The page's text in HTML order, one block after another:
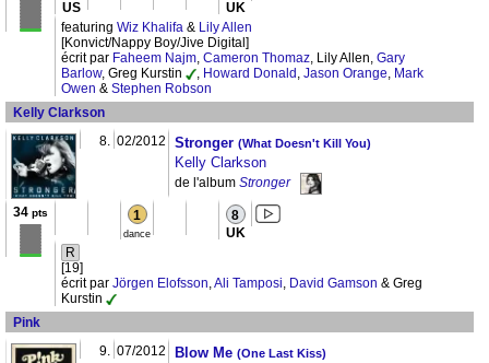
US UK
featuring Wiz Khalifa & Lily Allen
[Konvict/Nappy Boy/Jive Digital]
écrit par Faheem Najm, Cameron Thomaz, Lily Allen, Gary
Barlow, Greg Kurstin , Howard Donald , Jason Orange, Mark
Owen & Stephen Robson
Kelly Clarkson
8. 02/2012 Stronger (What Doesn't Kill You)
Kelly Clarkson
de l'album Stronger
34 pts 1
dance
8
UK
R
[19]
écrit par Jörgen Elofsson,Ali Tamposi, David Gamson & Greg
Kurstin
Pink
9. 07/2012 Blow Me (One Last Kiss)